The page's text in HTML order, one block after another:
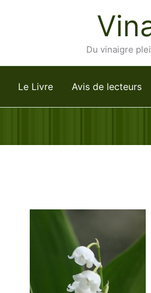
Du vinaigre
Le Livre Avis de lecteurs